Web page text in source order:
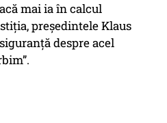
mai ia în calcul
preşedintele Klaus
despre acel